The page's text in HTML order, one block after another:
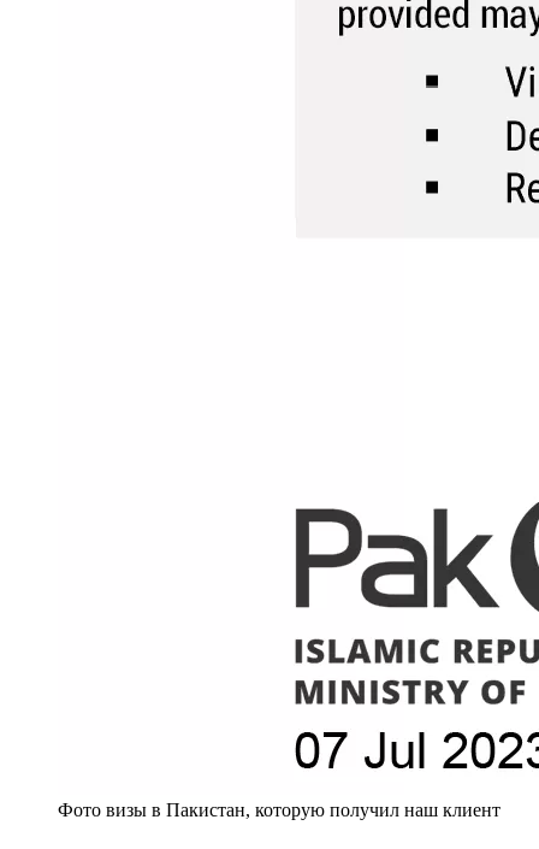
Фото визы в Пакистан, которую получил наш клиент